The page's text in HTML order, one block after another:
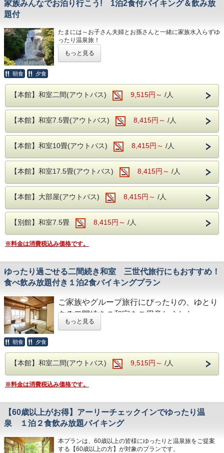
家族みんなでお泊り行こう! 1泊2食付バイキング＆飲み放
題付
たまには～お子さん夫婦とお孫さんと一緒に家族水入らずゆ
ったり温泉旅！
日頃、何かと忙しい息子さん・娘さん夫婦や、たまにしか会
えないお孫さん。
カラオケ。 お部屋で楽しめるファミリーゲームも多数ご用
意！
子供と一緒に楽しめる無料の娯楽施設が充実。
一家団らん素敵なご旅行をお手伝いします！！
食事は人気のバイキングスタイル！
朝食：和洋中の料理食べ放題+ジュース飲み放題
夕食：和洋中の料理食べ放題+ジュース・アルコール飲み放
題
※アルコール飲み放題はご夕食時のみとなります。
夕食・朝食共に和洋中の厳選した様々な料理を お好きなも
のをお好きなだけ、お召し上がりがりいただける ビュッフ
大浴場は【大子温泉】となり、 古くから美人の湯とされた
肌を滑らかにする、 PH8.75ナトリウム-硫酸塩・塩化物温泉
【袋田の滝】 日本三名瀑にも数えられる有名な観光スポッ
トで、
自然豊かで四季折々の景色が楽しめます。 恋人の聖地」と
しても認定されています。 大子町の鳥オシドリをモチーフ
し、お蕎麦 お店によってちょっと味が変わったり、とって
も美味しいです‼ 是非ご賞味ください！
【大子おやき学校】 旧槙野地小学校がおやき学校として
1998年にスタート。 地元の野菜や特産品が購入でき、おや
＜カフェ営業時間＞ 土日祝：11:00〜15:00 ※食事ラストオ
ーダー：14:00 ※詳細は「大子おやき学校」公式サイトをご
確認ください。 是非！ホテル奥久慈館でお待ちしておりま
もっと見る
朝食 夕食
【本館】和室二間(アウトバス) 9,515円～ /人
【本館】和室7.5畳(アウトバス) 8,415円～ /人
【本館】和室10畳(アウトバス) 8,415円～ /人
【本館】和室17.5畳(アウトバス) 8,415円～ /人
【本館】大部屋(アウトバス) 8,415円～ /人
【別館】和室7.5畳 8,415円～ /人
※料金は消費税込み価格です。
ゆったり過ごせる二間続き和室 三世代旅行にもおすすめ！
食べ飲み放題付き１泊2食バイキングプラン
ご家族やグループ旅行にぴったりの、ゆとり
ある二間続きの和室をご用意しました。
小さなお子様連れのファミリーや三世代旅行
を心ゆくまでお楽しみください。
お食事は、夕食・朝食共に和洋中の厳選した
お召し上がりがりいただけるビュッフェスタ
イルとなります。
サワーやハイボールなどの定番のアルコール
もっと見る
朝食 夕食
【本館】和室二間(アウトバス) 9,515円～ /人
※料金は消費税込み価格です。
【60歳以上がお得】アーリーチェックインでゆったり温
泉 １泊２食飲み放題バイキング
本プランは、60歳以上の皆様にゆったりと温泉旅をご提案
する【60歳以上の方】が対象のプランです。